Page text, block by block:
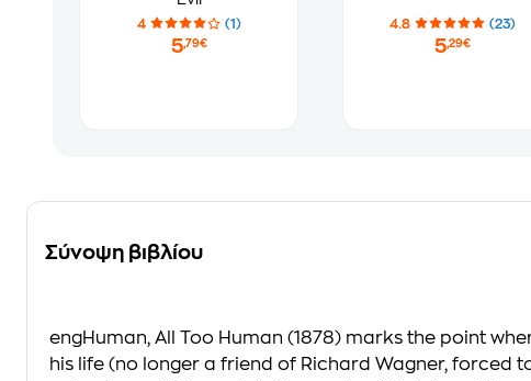
4 (1)
5,79€
4.8 (23)
5,29€
Σύνοψη βιβλίου
engHuman, All Too Human (1878) marks the point
his life (no longer a friend of Richard Wagner, forced